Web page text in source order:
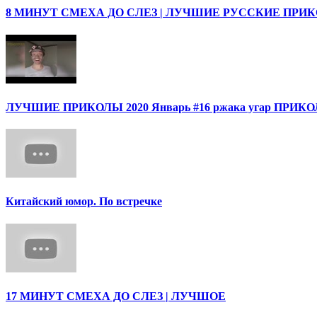
8 МИНУТ СМЕХА ДО СЛЕЗ | ЛУЧШИЕ РУССКИЕ
ЛУЧШИЕ ПРИКОЛЫ 2020 Январь #16 ржака угар
Китайский юмор. По встречке
17 МИНУТ СМЕХА ДО СЛЕЗ | ЛУЧШОЕ